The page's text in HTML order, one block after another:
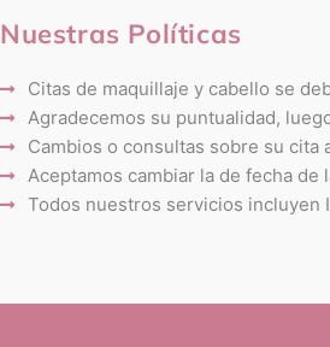
Nuestras Políticas
Citas de maquillaje y cabello se
Agradecemos su puntualidad,
Cambios o consultas sobre su cita
Aceptamos cambiar la de fecha de
Todos nuestros servicios incluyen